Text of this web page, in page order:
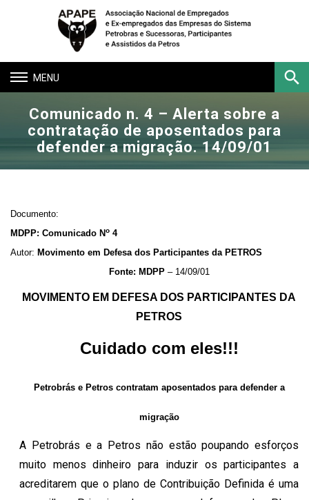
Toggle
navigation
Buscar
Comunicado n. 4 – Alerta sobre a
contratação de aposentados para
defender a migração. 14/09/01
Documento:
MDPP: Comunicado No 4
Autor: Movimento em Defesa dos Participantes da PETROS
Fonte: MDPP– 14/09/01
MOVIMENTO EM DEFESA DOS PARTICIPANTES DA
PETROS
Cuidado com eles!!!
Petrobrás e Petros contratam aposentados para defender a
migração
A Petrobrás e a Petros não estão poupando esforços
muito menos dinheiro para induzir os participantes a
acreditarem que o plano de Contribuição Definida é uma